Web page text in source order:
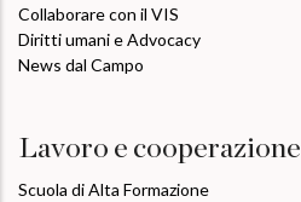
Collaborare con il VIS
Diritti umani e Advocacy
News dal Campo
Lavoro e cooperazione
Scuola di Alta Formazione